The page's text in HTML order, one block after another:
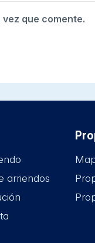
que comente.
arriendos